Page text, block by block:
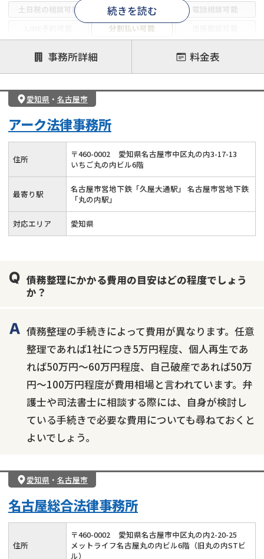
土日祝の相談可能
19時以降電話可能
電話相談可能
分割払い可能
借金返済相談・交渉
自己破産
任意整理
個人再生
会社破産・法人破産
続きを読む
事務所詳細 料金表
愛知県 ・ 名古屋市
アーク法律事務所
住所 〒460-0002
愛知県名古屋市中区丸の内3-17-13
いちご丸の内ビル6階
最寄り駅
名古屋市営地下鉄「久屋大通駅」 名古屋市営地下鉄
「丸の内駅」
対応エリア 愛知県
債務整理にかかる費用の目安はどの程度でしょう
か？
債務整理の手続きによって費用が異なります。任意
整理であれば1社につき5万円程度、個人再生であ
れば50万円〜60万円程度、自己破産であれば50万
円〜100万円程度が費用相場と言われています。弁
護士や司法書士に相談する際には、自身が検討し
ている手続きで必要な費用についても尋ねておくと
よいでしょう。
愛知県 ・ 名古屋市
名古屋総合法律事務所
住所
〒460-0002
愛知県名古屋市中区丸の内2-20-25
メットライフ名古屋丸の内ビル6階（旧丸の内STビ
ル）